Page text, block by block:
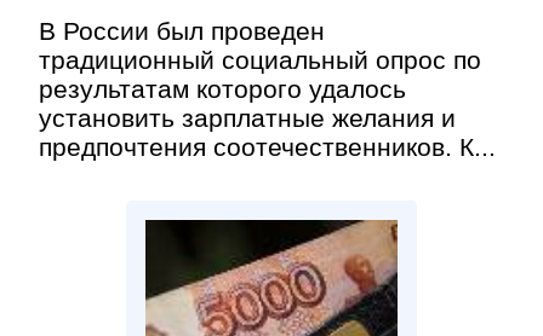
В России был проведен
традиционный социальный опрос по
результатам которого удалось
установить зарплатные желания и
предпочтения соотечественников. К...